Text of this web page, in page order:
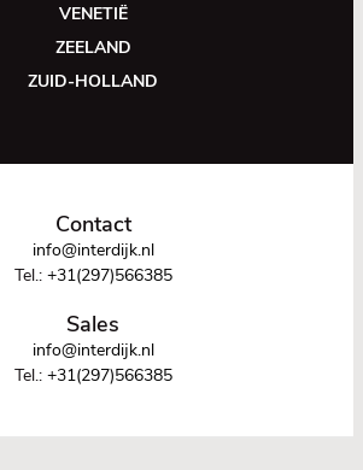
VENETIË
ZEELAND
ZUID-HOLLAND
Contact
info@interdijk.nl
Tel.: +31(297)566385
Sales
info@interdijk.nl
Tel.: +31(297)566385